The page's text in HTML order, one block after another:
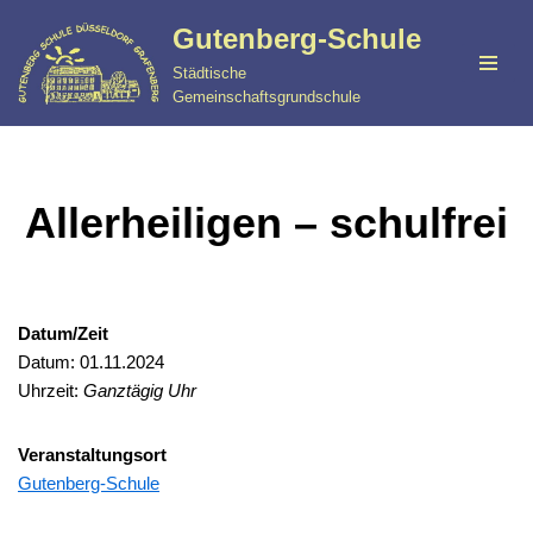
Zum
Inhalt
Gutenberg-Schule
Städtische
Gemeinschaftsgrundschule
Allerheiligen – schulfrei
Datum/Zeit
Datum: 01.11.2024
Uhrzeit: Ganztägig Uhr
Veranstaltungsort
Gutenberg-Schule